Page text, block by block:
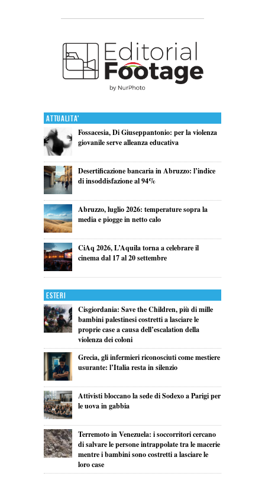
Attualita'
Fossacesia, Di Giuseppantonio: per la violenza
giovanile serve alleanza educativa
Desertificazione bancaria in Abruzzo: l’indice
di insoddisfazione al 94%
Abruzzo, luglio 2026: temperature sopra la
media e piogge in netto calo
CiAq 2026, L’Aquila torna a celebrare il
cinema dal 17 al 20 settembre
Esteri
Cisgiordania: Save the Children, più di mille
bambini palestinesi costretti a lasciare le
proprie case a causa dell’escalation della
violenza dei coloni
Grecia, gli infermieri riconosciuti come mestiere
usurante: l’Italia resta in silenzio
Attivisti bloccano la sede di Sodexo a Parigi per
le uova in gabbia
Terremoto in Venezuela: i soccorritori cercano
di salvare le persone intrappolate tra le macerie
mentre i bambini sono costretti a lasciare le
loro case